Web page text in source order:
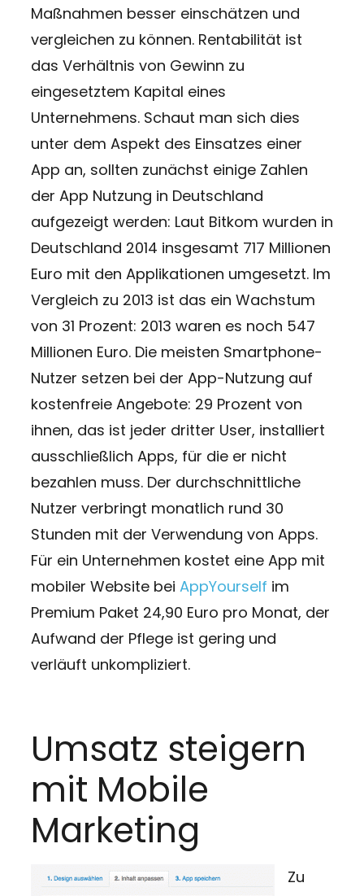
Maßnahmen besser einschätzen und
vergleichen zu können. Rentabilität ist
das Verhältnis von Gewinn zu
eingesetztem Kapital eines
Unternehmens. Schaut man sich dies
unter dem Aspekt des Einsatzes einer
App an, sollten zunächst einige Zahlen
der App Nutzung in Deutschland
aufgezeigt werden: Laut Bitkom wurden in
Deutschland 2014 insgesamt 717 Millionen
Euro mit den Applikationen umgesetzt. Im
Vergleich zu 2013 ist das ein Wachstum
von 31 Prozent: 2013 waren es noch 547
Millionen Euro. Die meisten Smartphone-
Nutzer setzen bei der App-Nutzung auf
kostenfreie Angebote: 29 Prozent von
ihnen, das ist jeder dritter User, installiert
ausschließlich Apps, für die er nicht
bezahlen muss. Der durchschnittliche
Nutzer verbringt monatlich rund 30
Stunden mit der Verwendung von Apps.
Für ein Unternehmen kostet eine App mit
mobiler Website bei AppYourself im
Premium Paket 24,90 Euro pro Monat, der
Aufwand der Pflege ist gering und
verläuft unkompliziert.
Umsatz steigern
mit Mobile
Marketing
Zu